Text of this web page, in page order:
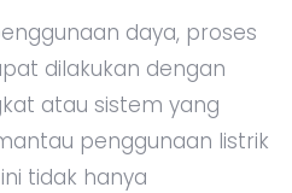
daya, proses
dilakukan dengan
atau sistem yang
penggunaan listrik
tidak hanya